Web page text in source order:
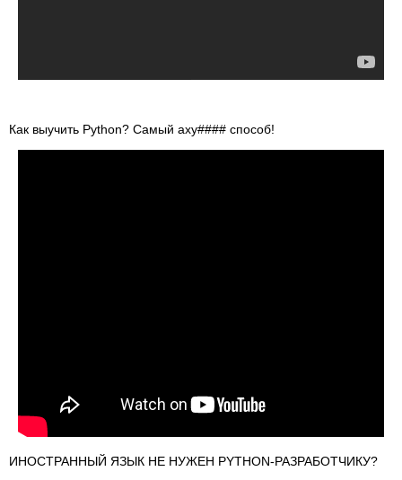
Как выучить Python? Самый аху#### способ!
ИНОСТРАННЫЙ ЯЗЫК НЕ НУЖЕН PYTHON-РАЗРАБОТЧИКУ?